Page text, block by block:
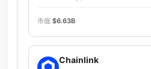
市值 $6.63B
Chainlink